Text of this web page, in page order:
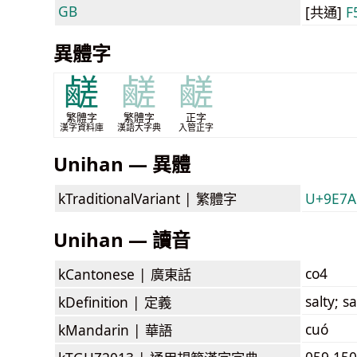
GB
[共通]
異體字
鹺
繁體字
漢字資料庫
鹺
繁體字
漢語大字典
鹺
正字
入管正字
Unihan — 異體
kTraditionalVariant | 繁體字
Unihan — 讀音
kCantonese | 廣東話
co4
kDefinition | 定義
salty;
kMandarin | 華語
cuó